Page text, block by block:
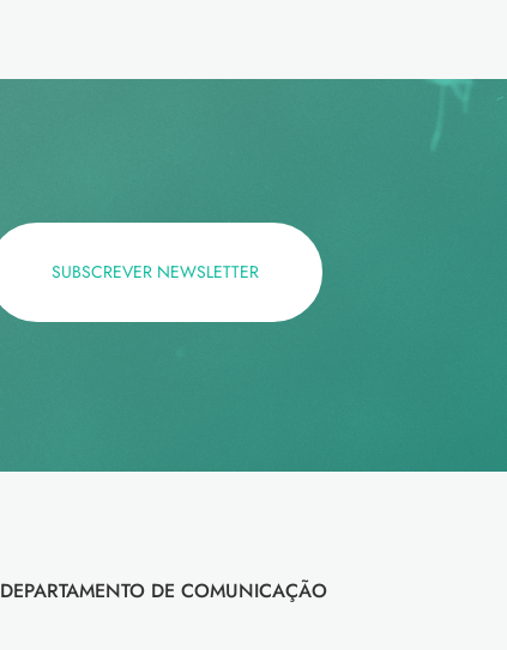
SUBSCREVER NEWSLETTER
DEPARTAMENTO DE COMUNICAÇÃO